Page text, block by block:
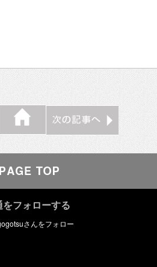
をフォローする